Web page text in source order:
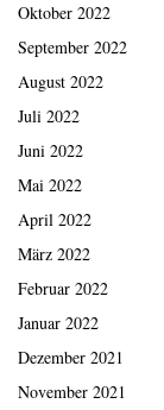
Oktober 2022
September 2022
August 2022
Juli 2022
Juni 2022
Mai 2022
April 2022
März 2022
Februar 2022
Januar 2022
Dezember 2021
November 2021